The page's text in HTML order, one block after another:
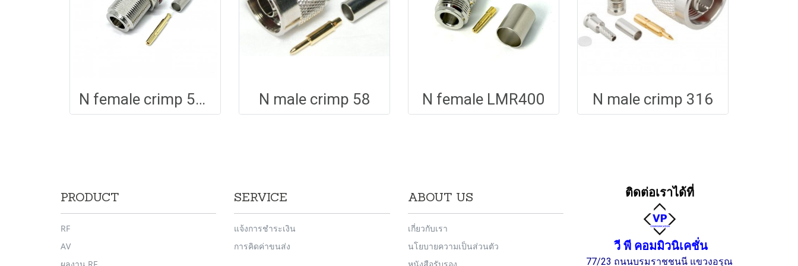
N female crimp 58 bulkhead Long N male crimp 58 N female LMR400 N male crimp 316
PRODUCT
RF
AV
SERVICE
แจ้งการชำระเงิน
การคิดค่าขนส่ง
ABOUT US
เกี่ยวกับเรา
นโยบายความเป็นส่วนตัว
ติดต่อเราได้ที่
วี พี คอมมิวนิเคชั่น
77/23 ถนนบรมราชชนนี แขวงอรุณ